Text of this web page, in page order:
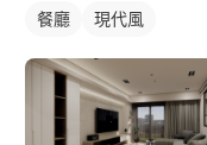
餐廳 現代風